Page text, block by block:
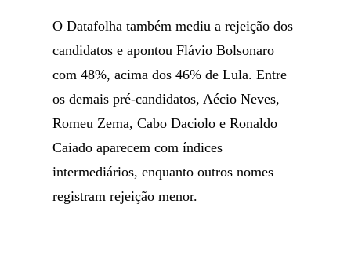
O Datafolha também mediu a rejeição dos
candidatos e apontou Flávio Bolsonaro
com 48%, acima dos 46% de Lula. Entre
os demais pré-candidatos, Aécio Neves,
Romeu Zema, Cabo Daciolo e Ronaldo
Caiado aparecem com índices
intermediários, enquanto outros nomes
registram rejeição menor.